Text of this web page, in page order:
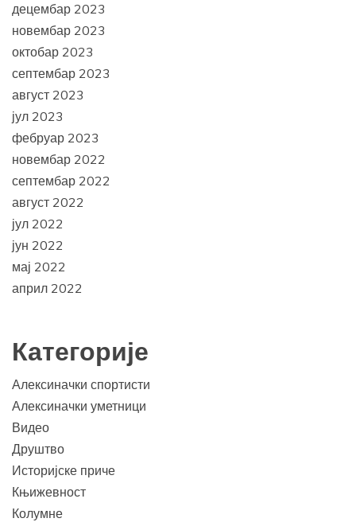
децембар 2023
новембар 2023
октобар 2023
септембар 2023
август 2023
јул 2023
фебруар 2023
новембар 2022
септембар 2022
август 2022
јул 2022
јун 2022
мај 2022
април 2022
Категорије
Алексиначки спортисти
Алексиначки уметници
Видео
Друштво
Историјске приче
Књижевност
Колумне